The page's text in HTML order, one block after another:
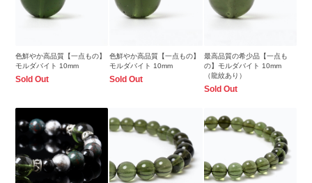
色鮮やか高品質【一点もの】
モルダバイト 10mm
Sold Out
色鮮やか高品質【一点もの】
モルダバイト 10mm
Sold Out
最高品質の希少品【一点も
の】モルダバイト 10mm
（龍紋あり）
Sold Out